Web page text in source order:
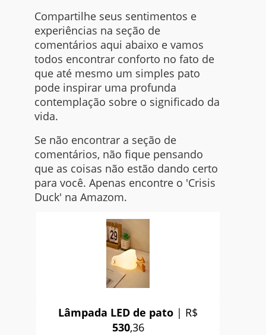
Compartilhe seus sentimentos e
experiências na seção de
comentários aqui abaixo e vamos
todos encontrar conforto no fato de
que até mesmo um simples pato
pode inspirar uma profunda
contemplação sobre o significado da
vida.
Se não encontrar a seção de
comentários, não fique pensando
que as coisas não estão dando certo
para você. Apenas encontre o 'Crisis
Duck' na Amazom.
Lâmpada LED de pato | R$
530,36